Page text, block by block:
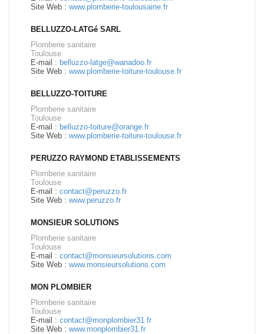
Site Web : www.plomberie-toulousaine.fr
BELLUZZO-LATGé SARL
Plomberie sanitaire
Toulouse
E-mail : belluzzo-latge@wanadoo.fr
Site Web : www.plomberie-toiture-toulouse.fr
BELLUZZO-TOITURE
Plomberie sanitaire
Toulouse
E-mail : belluzzo-toiture@orange.fr
Site Web : www.plomberie-toiture-toulouse.fr
PERUZZO RAYMOND ETABLISSEMENTS
Plomberie sanitaire
Toulouse
E-mail : contact@peruzzo.fr
Site Web : www.peruzzo.fr
MONSIEUR SOLUTIONS
Plomberie sanitaire
Toulouse
E-mail : contact@monsieursolutions.com
Site Web : www.monsieursolutions.com
MON PLOMBIER
Plomberie sanitaire
Toulouse
E-mail : contact@monplombier31.fr
Site Web : www.monplombier31.fr